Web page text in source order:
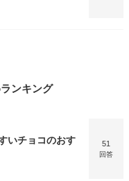
ンキング
いチョコのおす
51
回答